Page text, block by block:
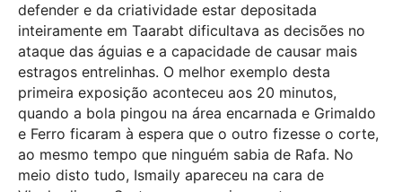
defender e da criatividade estar depositada
inteiramente em Taarabt dificultava as decisões no
ataque das águias e a capacidade de causar mais
estragos entrelinhas. O melhor exemplo desta
primeira exposição aconteceu aos 20 minutos,
quando a bola pingou na área encarnada e Grimaldo
e Ferro ficaram à espera que o outro fizesse o corte,
ao mesmo tempo que ninguém sabia de Rafa. No
meio disto tudo, Ismaily apareceu na cara de